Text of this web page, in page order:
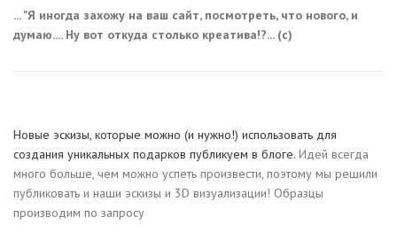
... "Я иногда захожу на ваш сайт, посмотреть, что нового, и
думаю.... Ну вот откуда столько креатива!?... (с)
Новые эскизы, которые можно (и нужно!) использовать для
создания уникальных подарков публикуем в блоге. Идей всегда
много больше, чем можно успеть произвести, поэтому мы решили
публиковать и наши эскизы и 3D визуализации! Образцы
производим по запросу